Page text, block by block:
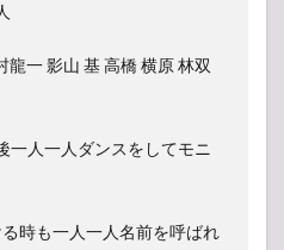
龍一 影山 基 高橋 横原 林双
一人一人ダンスをしてモニ
時も一人一人名前を呼ばれ